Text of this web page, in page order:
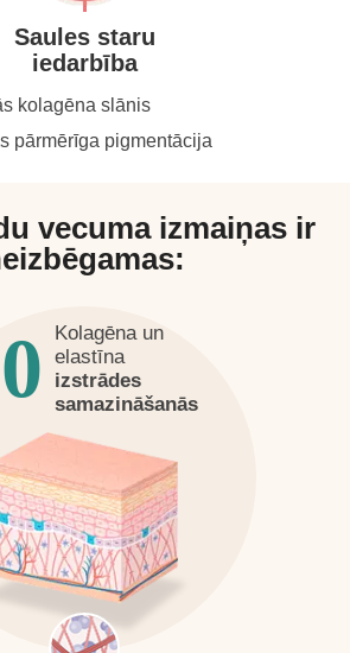
Saules staru
iedarbība
kolagēna slānis
pārmērīga pigmentācija
vecuma izmaiņas ir
Kolagēna un
elastīna
izstrādes
samazināšanās